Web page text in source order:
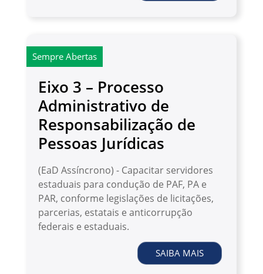
Eixo 3 – Processo
Administrativo de
Responsabilização de
Pessoas Jurídicas
Sempre Abertas
(EaD Assíncrono) - Capacitar servidores
estaduais para condução de PAF, PA e
PAR, conforme legislações de licitações,
parcerias, estatais e anticorrupção
federais e estaduais.
SAIBA MAIS